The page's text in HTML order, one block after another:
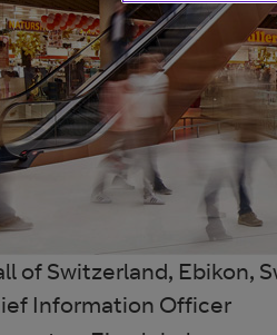
of Switzerland, Ebikon,
Information Officer